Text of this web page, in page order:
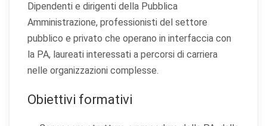
Dipendenti e dirigenti della Pubblica
Amministrazione, professionisti del settore
pubblico e privato che operano in interfaccia con
la PA, laureati interessati a percorsi di carriera
nelle organizzazioni complesse.
Obiettivi formativi